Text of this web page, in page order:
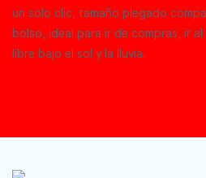
un solo clic, tamaño plegado
bolso, ideal para ir de compras, ir
libre bajo el sol y la lluvia.